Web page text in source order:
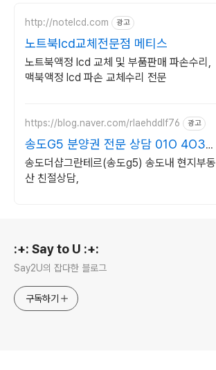
http://notelcd.com 광고
노트북lcd교체전문점 메티스
노트북액정 lcd 교체 및 부품판매 파손수리,
맥북액정 lcd 파손 교체수리 전문
https://blog.naver.com/rlaehddlf76 광고
송도G5 분양권 전문 상담 01O 4O31
9354
송도더샵그란테르(송도g5) 송도내 현지부동
산 친절상담,
:+: Say to U :+:
Say2U의 잡다한 블로그
구독하기